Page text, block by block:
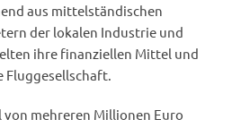
aus mittelständischen
der lokalen Industrie und
ihre finanziellen Mittel und
Fluggesellschaft.
mehreren Millionen Euro